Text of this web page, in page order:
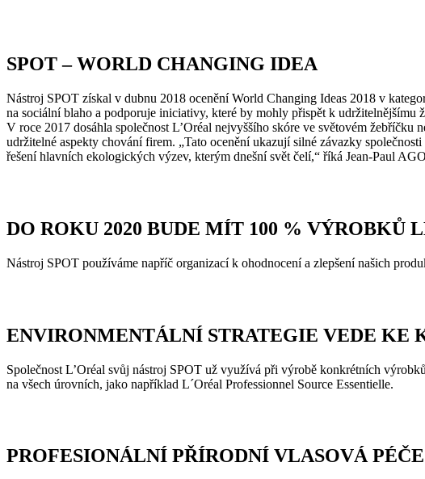
SPOT – WORLD CHANGING IDEA
Nástroj SPOT získal v dubnu 2018 ocenění World Changing Ideas 2018 v
na sociální blaho a podporuje iniciativy, které by mohly přispět k udržitelnějšímu
V roce 2017 dosáhla společnost L’Oréal nejvyššího skóre ve světovém
udržitelné aspekty chování firem. „Tato ocenění ukazují silné závazky
řešení hlavních ekologických výzev, kterým dnešní svět čelí,“ říká Jean-Paul
DO ROKU 2020 BUDE MÍT 100 % VÝROBKŮ
Nástroj SPOT používáme napříč organizací k ohodnocení a zlepšení našich
ENVIRONMENTÁLNÍ STRATEGIE VEDE KE
Společnost L’Oréal svůj nástroj SPOT už využívá při výrobě konkrétních
na všech úrovních, jako například L´Oréal Professionnel Source Essentielle.
PROFESIONÁLNÍ PŘÍRODNÍ VLASOVÁ